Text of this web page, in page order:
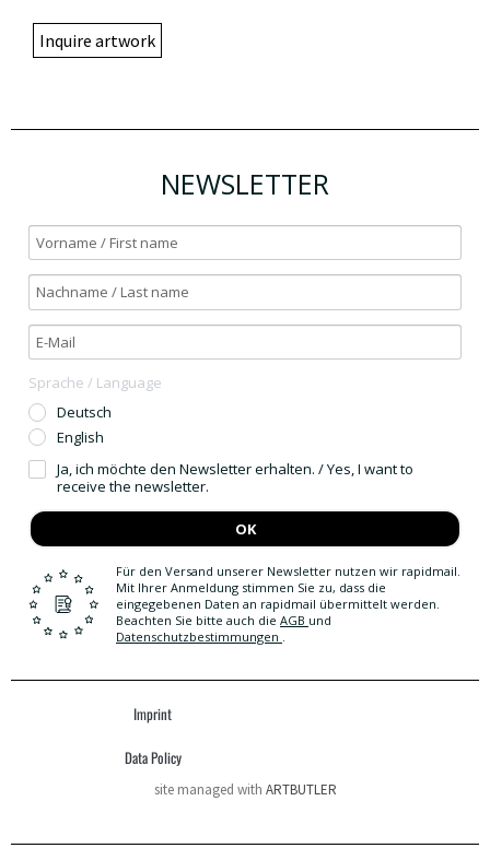
Inquire artwork
NEWSLETTER
Sprache / Language
Deutsch
English
Ja, ich möchte den Newsletter erhalten. / Yes, I want to
receive the newsletter.
OK
Für den Versand unserer Newsletter nutzen wir rapidmail.
Mit Ihrer Anmeldung stimmen Sie zu, dass die
eingegebenen Daten an rapidmail übermittelt werden.
Beachten Sie bitte auch die AGB und
Datenschutzbestimmungen .
Imprint
Data Policy
site managed with ARTBUTLER